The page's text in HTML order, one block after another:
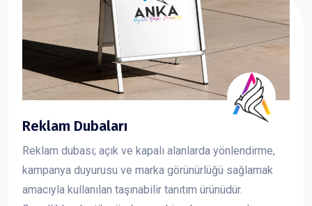
Reklam Dubaları
Reklam dubası; açık ve kapalı alanlarda yönlendirme,
kampanya duyurusu ve marka görünürlüğü sağlamak
amacıyla kullanılan taşınabilir tanıtım ürünüdür.